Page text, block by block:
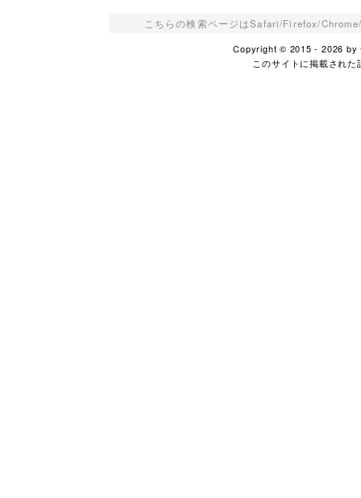
こちらの検索ページはSafari/Firefox/
Copyright © 2015 - 2026 by
このサイトに掲載され